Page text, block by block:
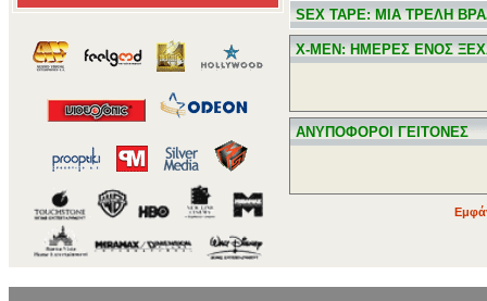
SEX TAPE: ΜΙΑ ΤΡΕΛΗ
X-MEN: ΗΜΕΡΕΣ ΕΝΟΣ
ΑΝΥΠΟΦΟΡΟΙ ΓΕΙΤΟΝΕΣ